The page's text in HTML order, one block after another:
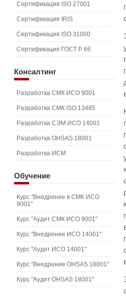
Сертификация ISO 27001
Сертификация IRIS
Сертификация ISO 31000
Сертификация ГОСТ Р 66
Консалтинг
Разработка СМК ИСО 9001
Разработка СМК ISO 13485
Разработка СЭМ ИСО 14001
Разработка OHSAS 18001
Разработка ИСМ
Обучение
Курс "Внедрение в СМК ИСО
9001"
Курс "Аудит СМК ИСО 9001"
Курс "Внедрение ИСО 14001"
Курс "Аудит ИСО 14001"
Курс "Внедрение OHSAS 18001"
Курс "Аудит OHSAS 18001"